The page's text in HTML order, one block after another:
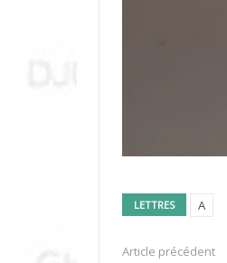
LETTRES A
Article précédent